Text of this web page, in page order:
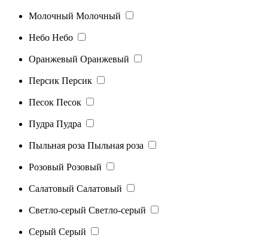
Молочный Молочный
Небо Небо
Оранжевый Оранжевый
Персик Персик
Песок Песок
Пудра Пудра
Пыльная роза Пыльная роза
Розовый Розовый
Салатовый Салатовый
Светло-серый Светло-серый
Серый Серый